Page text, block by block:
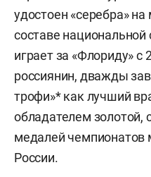
удостоен «серебра»
составе национальной
играет за «Флориду» с
россиянин, дважды
трофи»* как лучший
обладателем золотой,
медалей чемпионатов
России.